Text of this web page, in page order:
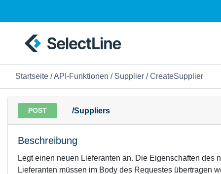
Startseite /API-Funktionen / Supplier / CreateSupplier
POST /Suppliers
Beschreibung
Legt einen neuen Lieferanten an. Die Eigenschaften des
Lieferanten müssen im Body des Requestes übertragen